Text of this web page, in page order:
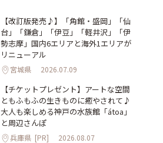
【改訂版発売♪】「角館・盛岡」「仙
台」「鎌倉」「伊豆」「軽井沢」「伊
勢志摩」国内6エリアと海外1エリアが
リニューアル
宮城県 2026.07.09
【チケットプレゼント】アートな空間
ともふもふの生きものに癒やされて♪
大人も楽しめる神戸の水族館「átoa」
と周辺さんぽ
兵庫県 [PR] 2026.08.07